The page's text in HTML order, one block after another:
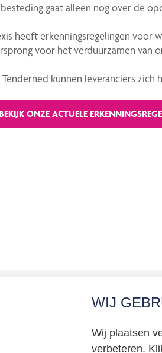
WIJ
Wij plaatsen
verbeteren.
gaat alleen nog over de
heeft erkenningsregelingen voor
voor het verduurzamen van
kunnen leveranciers zich
ONZE ACTUELE